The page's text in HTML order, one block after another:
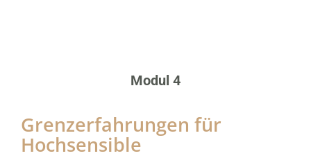
Modul 4
Grenzerfahrungen für
Hochsensible